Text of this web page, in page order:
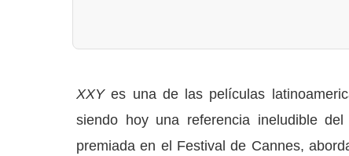
XXYes una de las películas
siendo hoy una referencia ineludible
premiada en el Festival de Cannes,